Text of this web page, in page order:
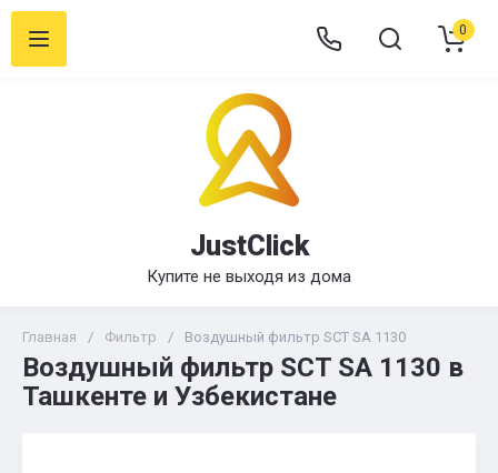
JustClick
Купите не выходя из дома
0
Главная / Фильтр / Воздушный фильтр SCT SA 1130
Воздушный фильтр SCT SA 1130 в
Ташкенте и Узбекистане